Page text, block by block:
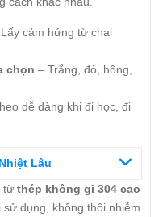
cảm hứng từ chai
chọn – Trắng, đỏ, hồng,
dễ dàng khi đi học, đi
Lâu
từ thép không gỉ 304 cao
sử dụng, không thôi nhiễm